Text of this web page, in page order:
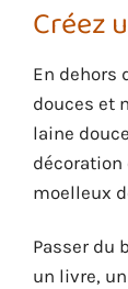
Créez
En dehors
douces et
laine
décoration
moelleux
Passer du
un livre,